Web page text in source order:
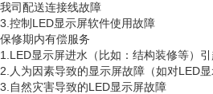
我司配送连接线故障
3.控制LED显示屏软件使用故障
保修期内有偿服务
1.LED显示屏进水（比如：结构装修等）
2.人为因素导致的显示屏故障（如对LED显
3.自然灾害导致的LED显示屏故障